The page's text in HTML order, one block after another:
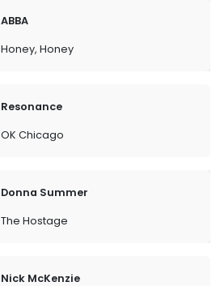
ABBA
Honey, Honey
Resonance
OK Chicago
Donna Summer
The Hostage
Nick McKenzie